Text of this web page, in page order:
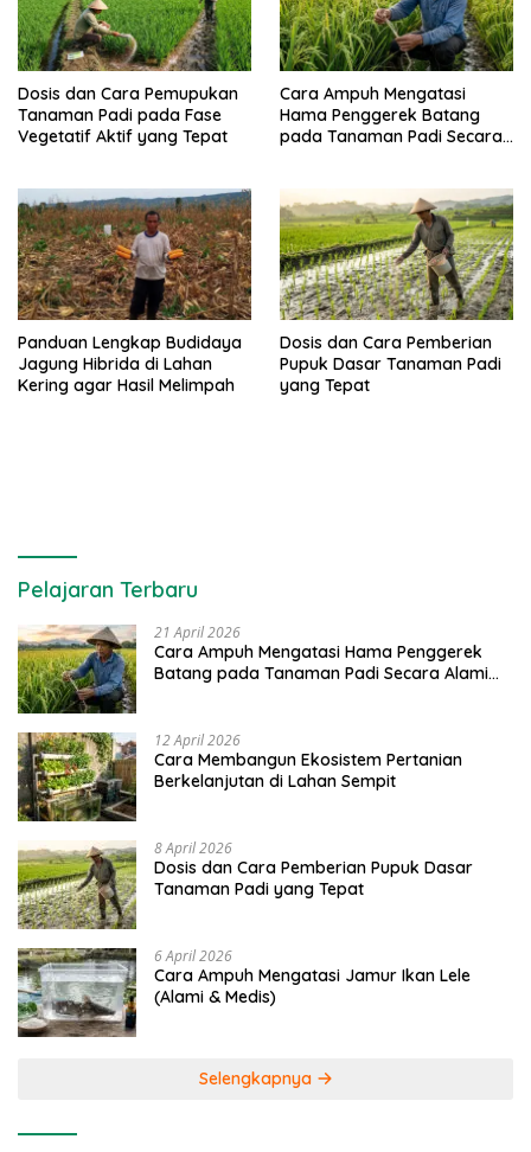
Dosis dan Cara Pemupukan
Tanaman Padi pada Fase
Vegetatif Aktif yang Tepat
Cara Ampuh Mengatasi
Hama Penggerek Batang
pada Tanaman Padi Secara
Panduan Lengkap Budidaya
Jagung Hibrida di Lahan
Kering agar Hasil Melimpah
Dosis dan Cara Pemberian
Pupuk Dasar Tanaman Padi
yang Tepat
Pelajaran Terbaru
21 April 2026
Cara Ampuh Mengatasi Hama Penggerek
Batang pada Tanaman Padi Secara Alami
12 April 2026
Cara Membangun Ekosistem Pertanian
Berkelanjutan di Lahan Sempit
8 April 2026
Dosis dan Cara Pemberian Pupuk Dasar
Tanaman Padi yang Tepat
6 April 2026
Cara Ampuh Mengatasi Jamur Ikan Lele
(Alami & Medis)
Selengkapnya